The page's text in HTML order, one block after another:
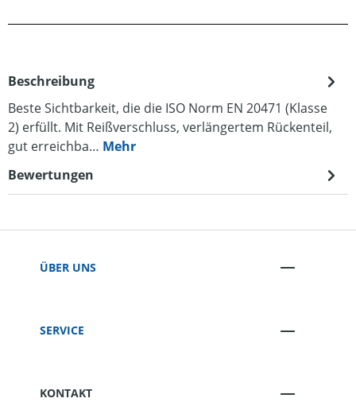
Beschreibung
Beste Sichtbarkeit, die die ISO Norm EN 20471 (Klasse
2) erfüllt. Mit Reißverschluss, verlängertem Rückenteil,
gut erreichba… Mehr
Bewertungen
ÜBER UNS
SERVICE
KONTAKT